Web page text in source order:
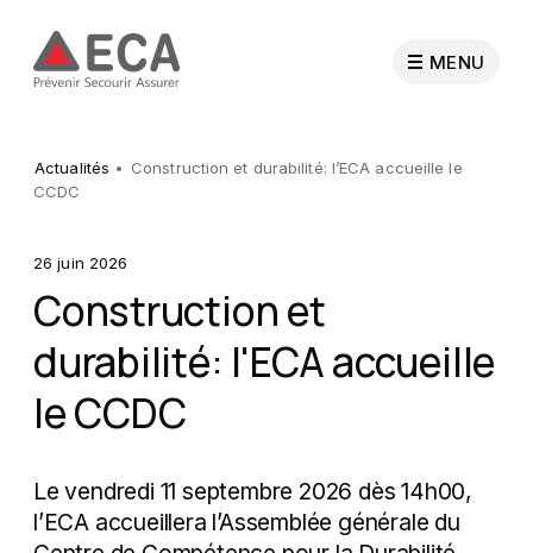
MENU
Particuliers
Collectivités publiques
Professionnels
Sapeurs-pompiers
Actualités
Construction et durabilité: l’ECA accueille le
CCDC
26 juin 2026
Construction et
durabilité: l'ECA accueille
le CCDC
Le vendredi 11 septembre 2026 dès 14h00,
l’ECA accueillera l’Assemblée générale du